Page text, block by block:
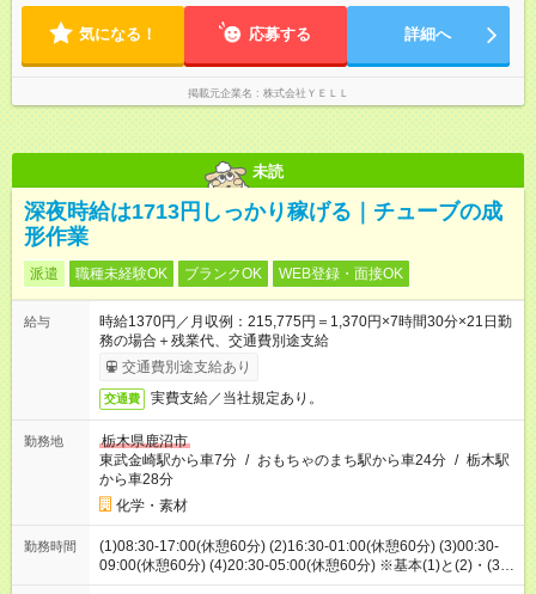
火・水・木・金・土・日 ＊平日・土日ともに全時間帯、大歓
迎！
気になる！ 応募する 詳細へ
掲載元企業名 株式会社ＹＥＬＬ
未読
深夜時給は1713円しっかり稼げる｜チューブの成
形作業
派遣 職種未経験OK ブランクOK WEB登録・面接OK
給与
時給1370円／月収例：215,775円＝1,370円×7時間30分×21日勤
務の場合＋残業代、交通費別途支給
交通費別途支給あり
交通費 実費支給／当社規定あり。
勤務地
栃木県鹿沼市
東武金崎駅から車7分 / おもちゃのまち駅から車24分 / 栃木駅
から車28分
化学・素材
勤務時間
(1)08:30-17:00(休憩60分) (2)16:30-01:00(休憩60分) (3)00:30-
09:00(休憩60分) (4)20:30-05:00(休憩60分) ※基本(1)と(2)・(3)
の交替制※(1)と(4)は稀 ※最初は(1)のみ/最大4ヶ月後に交替開